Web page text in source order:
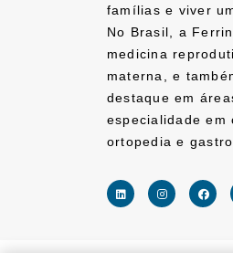
famílias e viver
No Brasil, a
medicina
materna, e
destaque em
especialidade em
ortopedia e